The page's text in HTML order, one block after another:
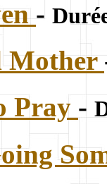
-
Mother
Pray -